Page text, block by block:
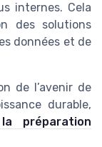
internes. Cela
des solutions
données et de
de l’avenir de
durable,
préparation